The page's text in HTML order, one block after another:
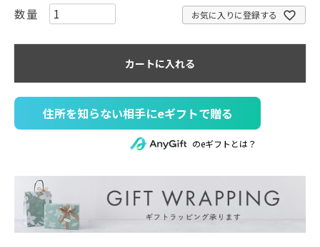
お気に入りに登録する
カートに入れる
住所を知らない相手にeギフトで贈る
のeギフトとは？